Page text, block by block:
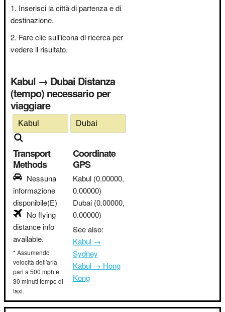
Inserisci la città di partenza e di
destinazione.
Fare clic sull'icona di ricerca per
vedere il risultato.
Kabul → Dubai Distanza
(tempo) necessario per
viaggiare
Transport
Methods
Nessuna
informazione
disponibile(E)
No flying
distance info
available.
* Assumendo
velocità dell'aria
pari a 500 mph e
30 minuti tempo di
taxi.
Coordinate
GPS
Kabul (0.00000,
0.00000)
Dubai (0.00000,
0.00000)
See also:
Kabul →
Sydney
Kabul → Hong
Kong